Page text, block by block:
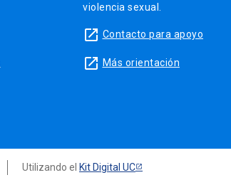
violencia sexual.
launch Contacto para apoyo
launch Más orientación
Utilizando el Kit Digital UC